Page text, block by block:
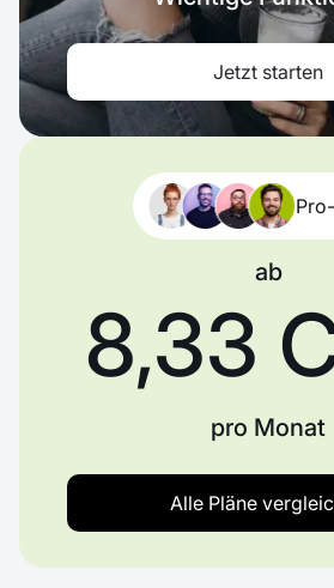
Jetzt starten
ab
8,33
pro Monat
Alle Pläne